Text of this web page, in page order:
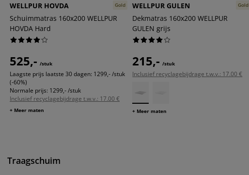
Gold
WELLPUR HOVDA
Schuimmatras 160x200 WELLPUR
HOVDA Hard
525,- /stuk
Laagste prijs laatste 30 dagen: 1299,- /stuk
(-60%)
Normale prijs: 1299,- /stuk
Inclusief recyclagebijdrage t.w.v.: 17.00 €
+ Meer maten
Gold
WELLPUR GULEN
Dekmatras 160x200 WELLPUR
GULEN grijs
215,- /stuk
Inclusief recyclagebijdrage t.w.v.: 17.00 €
+ Meer maten
Traagschuim